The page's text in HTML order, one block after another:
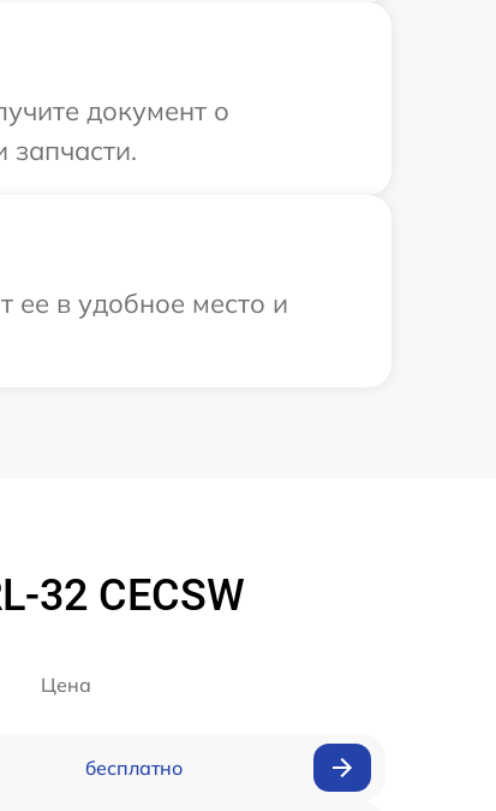
документ о
ее в удобное место и
32 CECSW
Цена
бесплатно